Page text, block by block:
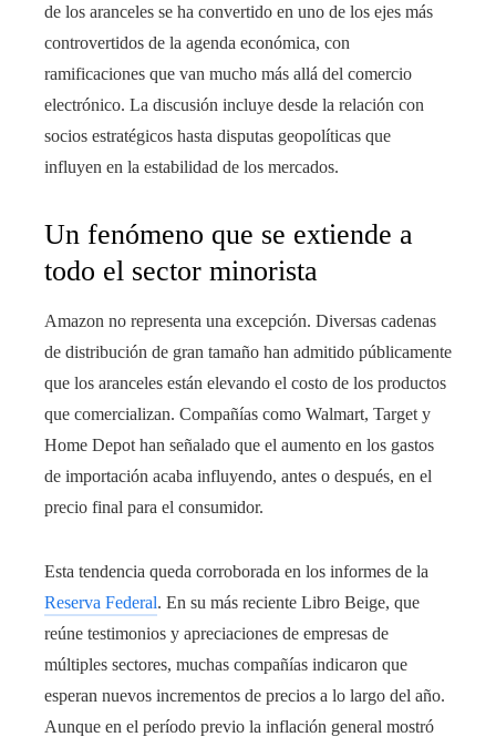
de los aranceles se ha convertido en uno de los ejes más
controvertidos de la agenda económica, con
ramificaciones que van mucho más allá del comercio
electrónico. La discusión incluye desde la relación con
socios estratégicos hasta disputas geopolíticas que
influyen en la estabilidad de los mercados.
Un fenómeno que se extiende a
todo el sector minorista
Amazon no representa una excepción. Diversas cadenas
de distribución de gran tamaño han admitido públicamente
que los aranceles están elevando el costo de los productos
que comercializan. Compañías como Walmart, Target y
Home Depot han señalado que el aumento en los gastos
de importación acaba influyendo, antes o después, en el
precio final para el consumidor.
Esta tendencia queda corroborada en los informes de la
Reserva Federal. En su más reciente Libro Beige, que
reúne testimonios y apreciaciones de empresas de
múltiples sectores, muchas compañías indicaron que
esperan nuevos incrementos de precios a lo largo del año.
Aunque en el período previo la inflación general mostró